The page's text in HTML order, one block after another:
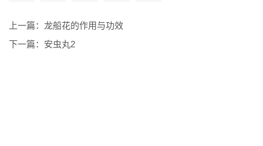
上一篇： 龙船花的作用与功效
下一篇： 安虫丸2